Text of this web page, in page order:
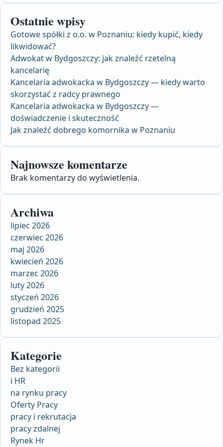
Ostatnie wpisy
Gotowe spółki z o.o. w Poznaniu: kiedy kupić, kiedy
likwidować?
Adwokat w Bydgoszczy: jak znaleźć rzetelną
kancelarię
Kancelaria adwokacka w Bydgoszczy — kiedy warto
skorzystać z radcy prawnego
Kancelaria adwokacka w Bydgoszczy —
doświadczenie i skuteczność
Jak znaleźć dobrego komornika w Poznaniu
Najnowsze komentarze
Brak komentarzy do wyświetlenia.
Archiwa
lipiec 2026
czerwiec 2026
maj 2026
kwiecień 2026
marzec 2026
luty 2026
styczeń 2026
grudzień 2025
listopad 2025
Kategorie
Bez kategorii
i HR
na rynku pracy
Oferty Pracy
pracy i rekrutacja
pracy zdalnej
Rynek Hr